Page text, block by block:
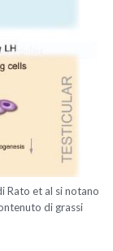
Rato et al si notano
di grassi